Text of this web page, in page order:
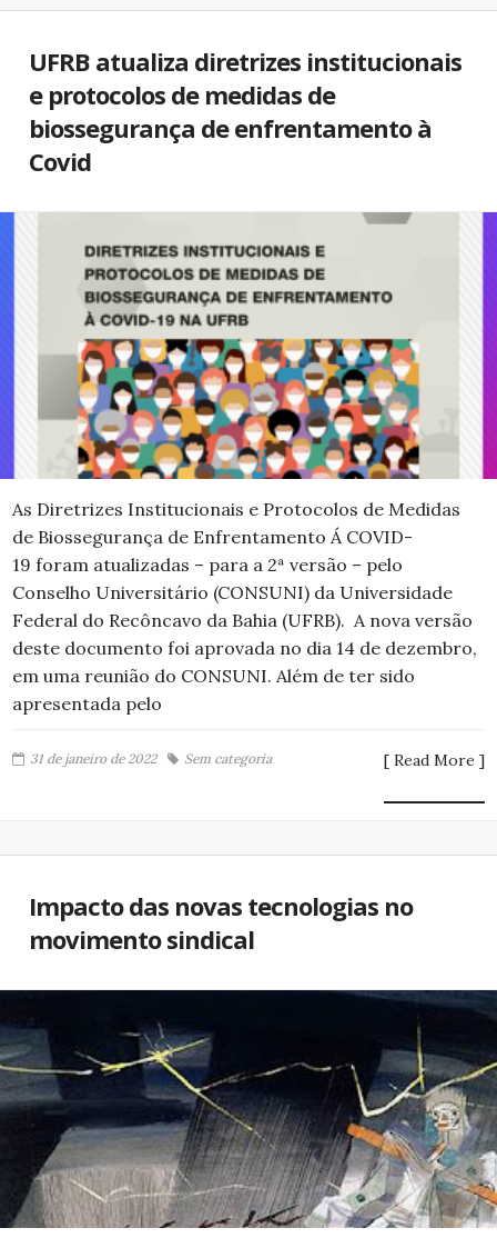
UFRB atualiza diretrizes institucionais
e protocolos de medidas de
biossegurança de enfrentamento à
Covid
As Diretrizes Institucionais e Protocolos de Medidas
de Biossegurança de Enfrentamento Á COVID-
19 foram atualizadas – para a 2ª versão – pelo
Conselho Universitário (CONSUNI) da Universidade
Federal do Recôncavo da Bahia (UFRB). A nova versão
deste documento foi aprovada no dia 14 de dezembro,
em uma reunião do CONSUNI. Além de ter sido
apresentada pelo
31 de janeiro de 2022 Sem categoria [ Read More ]
Impacto das novas tecnologias no
movimento sindical